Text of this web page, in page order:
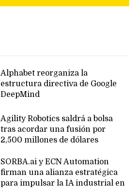
Alphabet reorganiza la
estructura directiva de Google
DeepMind
Agility Robotics saldrá a bolsa
tras acordar una fusión por
2,500 millones de dólares
SORBA.ai y ECN Automation
firman una alianza estratégica
para impulsar la IA industrial en